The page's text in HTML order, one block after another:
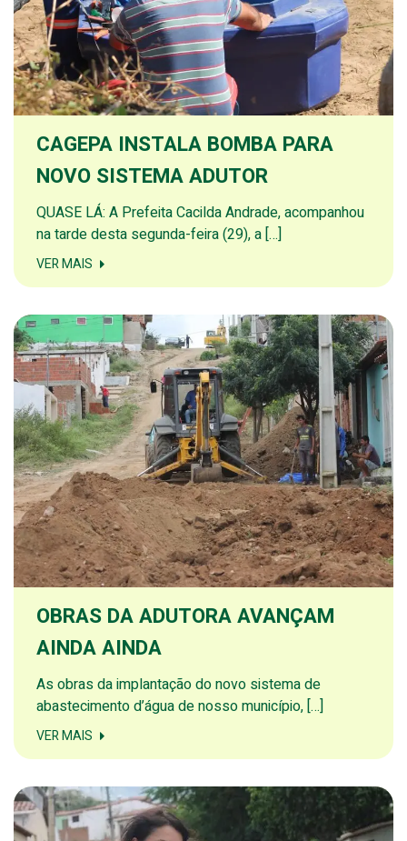
CAGEPA INSTALA BOMBA PARA
NOVO SISTEMA ADUTOR
QUASE LÁ: A Prefeita Cacilda Andrade, acompanhou
na tarde desta segunda-feira (29), a […]
VER MAIS
OBRAS DA ADUTORA AVANÇAM
AINDA AINDA
As obras da implantação do novo sistema de
abastecimento d’água de nosso município, […]
VER MAIS